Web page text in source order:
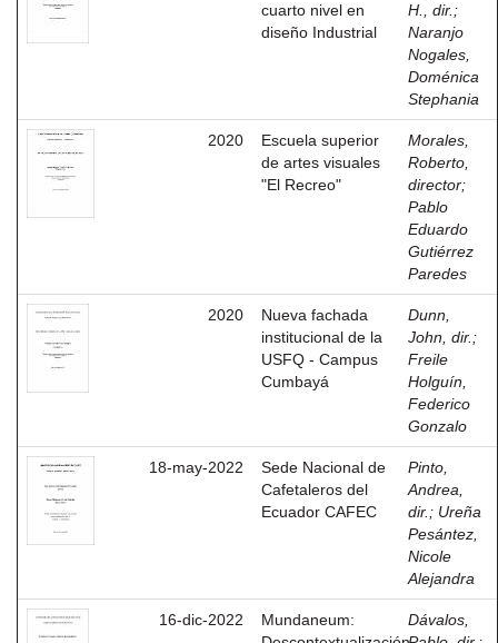
cuarto nivel en
diseño Industrial
H., dir. ;
Naranjo
Nogales,
Doménica
Stephania
2020
Escuela superior
de artes visuales
"El Recreo"
Morales,
Roberto,
director;
Pablo
Eduardo
Gutiérrez
Paredes
2020
Nueva fachada
institucional de la
USFQ - Campus
Cumbayá
Dunn,
John, dir. ;
Freile
Holguín,
Federico
Gonzalo
18-may-2022
Sede Nacional de
Cafetaleros del
Ecuador CAFEC
Pinto,
Andrea,
dir. ; Ureña
Pesántez,
Nicole
Alejandra
16-dic-2022
Mundaneum:
Dávalos,